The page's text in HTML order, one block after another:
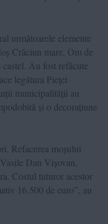
următoarele elemente
Crăciun mare, Om de
Au fost refăcute
legătura Pieței
municipalității au
și o decorațiune
Refacerea moșului
Dan Vișovan,
Costul tuturor acestor
16.500 de euro”, au